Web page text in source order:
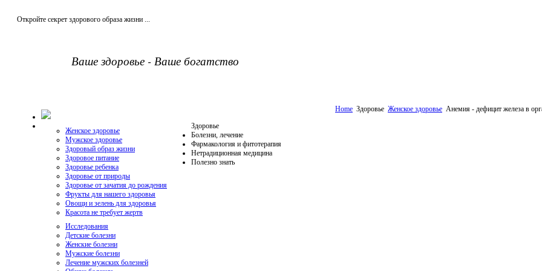
Откройте секрет здорового образа жизни ...
Ваше здоровье - Ваше богатство
Здоровье
Женское здоровье
Мужское здоровье
Здоровый образ жизни
Здоровое питание
Здоровье ребенка
Здоровье от природы
Здоровье от зачатия до рождения
Фрукты для нашего здоровья
Овощи и зелень для здоровья
Красота не требует жертв
Болезни, лечение
Исследования
Детские болезни
Женские болезни
Мужские болезни
Лечение мужских болезней
Фармакология и фитотерапия
Нетрадиционная медицина
Полезно знать
Home Здоровье Женское здоровье Анемия - дефицит железа в